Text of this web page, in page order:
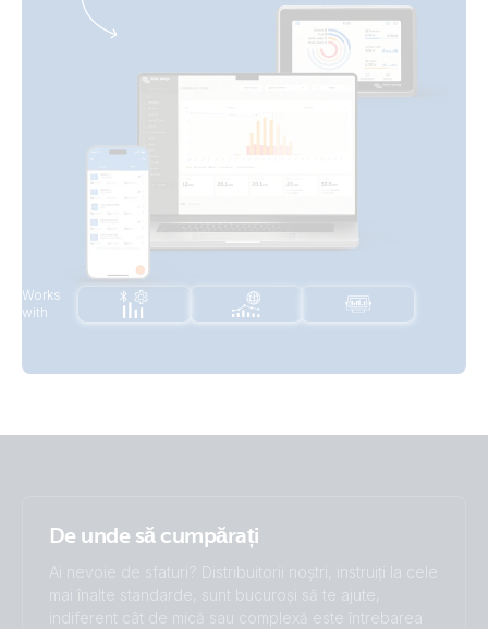
Works
with
De unde să cumpărați
Ai nevoie de sfaturi? Distribuitorii noștri, instruiți la cele
mai înalte standarde, sunt bucuroși să te ajute,
indiferent cât de mică sau complexă este întrebarea